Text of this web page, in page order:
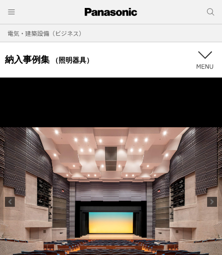
電気・建築設備（ビジネス）
納入事例集 （照明器具）